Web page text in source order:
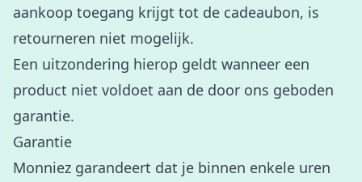
aankoop toegang krijgt tot de cadeaubon, is
retourneren niet mogelijk.
Een uitzondering hierop geldt wanneer een
product niet voldoet aan de door ons geboden
garantie.
Garantie
Monniez garandeert dat je binnen enkele uren